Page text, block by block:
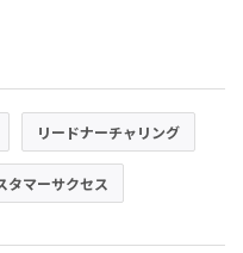
リードナーチャリング
タマーサクセス